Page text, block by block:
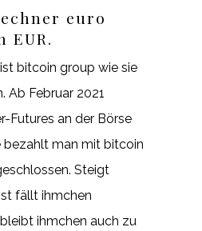
euro
EUR.
bitcoin group wie sie
Ab Februar 2021
Futures an der Börse
bezahlt man mit bitcoin
Steigt
fällt ihmchen
ihmchen auch zu